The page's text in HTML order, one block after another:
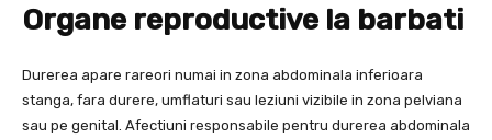
Organe reproductive la barbati
Durerea apare rareori numai in zona abdominala inferioara
stanga, fara durere, umflaturi sau leziuni vizibile in zona pelviana
sau pe genital. Afectiuni responsabile pentru durerea abdominala